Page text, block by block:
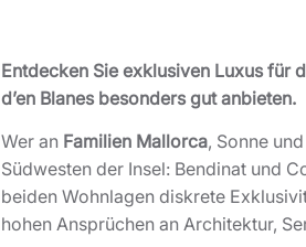
Entdecken Sie exklusiven Luxus für
d’en Blanes besonders gut anbieten.
Wer an Familien Mallorca, Sonne
Südwesten der Insel: Bendinat und
beiden Wohnlagen diskrete
hohen Ansprüchen an Architektur,